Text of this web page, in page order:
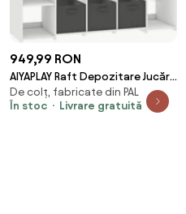
949,99 RON
AIYAPLAY Raft Depozitare Jucării
Copii 3-8 Ani cu Bibliotecă pe 3
Niveluri, 3 Sertare, 4
De colț, fabricate din PAL
În stoc
Livrare gratuită